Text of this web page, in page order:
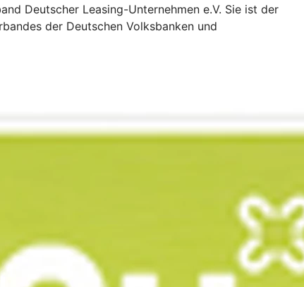
Deutscher Leasing-Unternehmen e.V. Sie ist der
der Deutschen Volksbanken und